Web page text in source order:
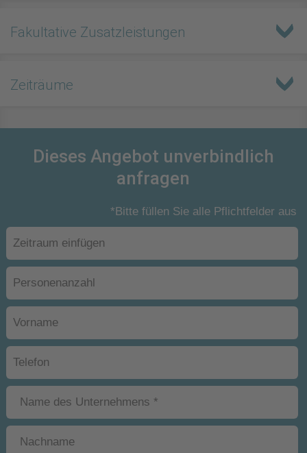
Fakultative Zusatzleistungen
Zeiträume
Dieses Angebot unverbindlich
anfragen
*Bitte füllen Sie alle Pflichtfelder aus